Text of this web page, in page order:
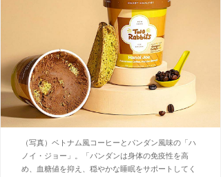
（写真）ベトナム風コーヒーとパンダン風味の「ハ
ノイ・ジョー」。「パンダンは身体の免疫性を高
め、血糖値を抑え、穏やかな睡眠をサポートしてく